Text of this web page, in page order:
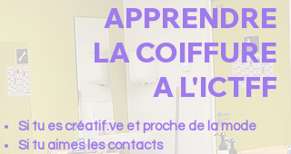
APPRENDRE
LA COIFFURE
A L'ICTFF
Si tu es créatif.ve et proche de la mode
Si tu aimes les contacts